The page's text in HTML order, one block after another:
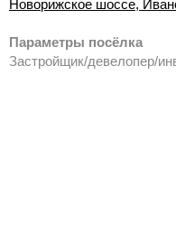
Новорижское шоссе,
Параметры посёлка
Застройщик/девелопер/